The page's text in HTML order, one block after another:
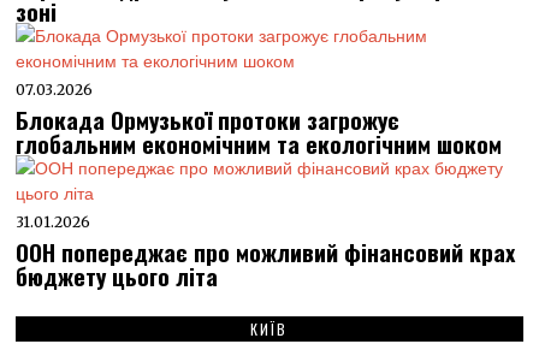
зоні
07.03.2026
Блокада Ормузької протоки загрожує
глобальним економічним та екологічним шоком
31.01.2026
ООН попереджає про можливий фінансовий крах
бюджету цього літа
КИЇВ